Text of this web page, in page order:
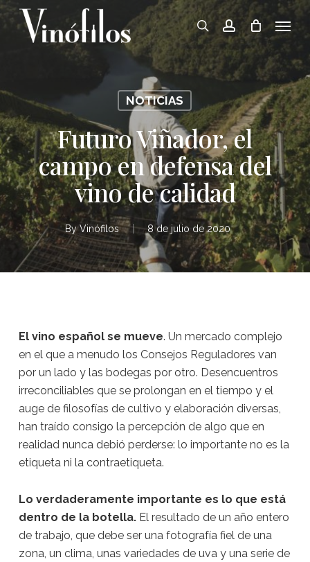
Skip
searchaccount
Menu
NOTICIAS
Futuro Viñador, el
campo en defensa del
vino de calidad
By Vinófilos 8 de julio de 2020
El vino español se mueve. Un mercado complejo
en el que a menudo los Consejos Reguladores van
por un lado y las bodegas por otro. Desencuentros
irreconciliables que se prolongan en el tiempo y el
auge de filosofías de cultivo y elaboración diversas,
han traído consigo la percepción de algo que en
realidad nunca debió perderse: lo importante no es la
etiqueta ni la contraetiqueta.
Lo verdaderamente importante es lo que está
dentro de la botella.El resultado de un año entero
de trabajo, que debe ser una fotografía fiel de una
zona, un clima, unas variedades de uva y una serie de